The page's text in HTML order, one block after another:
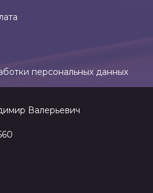
персональных данных
Валерьевич